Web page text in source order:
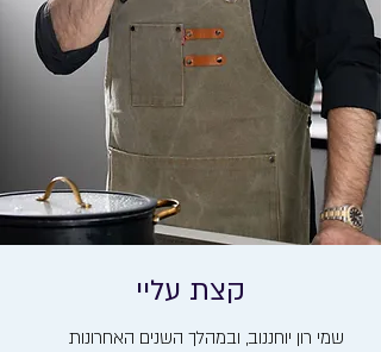
קצת עליי
שמי רון יוחננוב, ובמהלך השנים האחרונות